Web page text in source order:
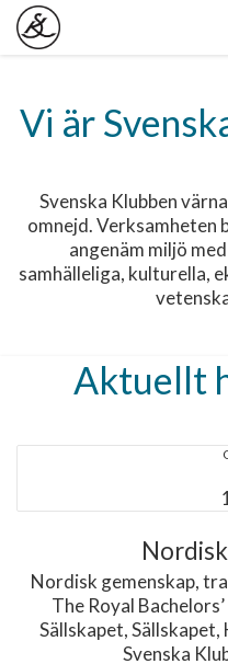
Vi är
Svenska Klubben
omnejd. Verksamheten
angenäm miljö
samhälleliga, kulturella,
Aktuellt
Nordisk gemenskap,
The Royal
Sällskapet,
Svenska